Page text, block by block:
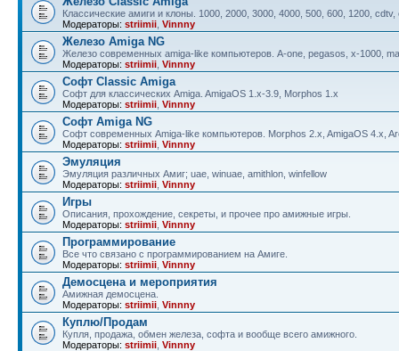
Классические амиги и клоны. 1000, 2000, 3000, 4000, 500, 600, 1200, cdtv,
Модераторы: striimii Vinnny
Железо Amiga NG
Железо современных amiga-like компьютеров. A-one, pegasos, x-1000,
Модераторы: striimii Vinnny
Софт Classic Amiga
Софт для классических Amiga. AmigaOS 1.x-3.9, Morphos 1.x
Модераторы: striimii Vinnny
Софт Amiga NG
Софт современных Amiga-like компьютеров. Morphos 2.x, AmigaOS 4.x,
Модераторы: striimii Vinnny
Эмуляция
Эмуляция различных Амиг; uae, winuae, amithlon, winfellow
Модераторы: striimii Vinnny
Игры
Описания, прохождение, секреты, и прочее про амижные игры.
Модераторы: striimii Vinnny
Программирование
Все что связано с программированием на Амиге.
Модераторы: striimii Vinnny
Демосцена и мероприятия
Амижная демосцена.
Модераторы: striimii Vinnny
Куплю/Продам
Купля, продажа, обмен железа, софта и вообще всего амижного.
Модераторы: striimii Vinnny